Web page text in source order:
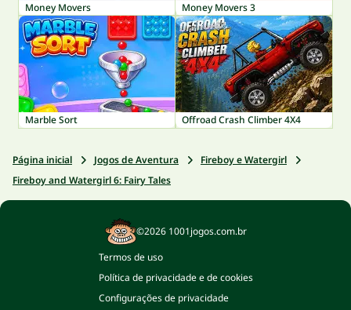
Money Movers Money Movers 3
Marble Sort Offroad Crash Climber 4X4
Página inicial Jogos de Aventura
Fireboy e Watergirl
Fireboy and Watergirl 6: Fairy Tales
©2026 1001jogos.com.br
Termos de uso
Política de privacidade e de cookies
Configurações de privacidade